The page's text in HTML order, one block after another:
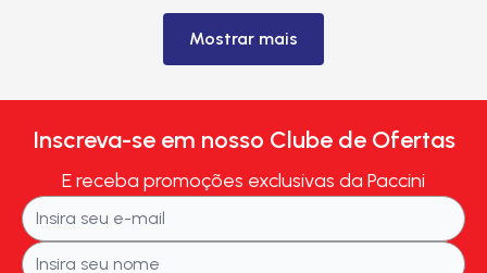
Mostrar mais
Inscreva-se em nosso Clube de Ofertas
E receba promoções exclusivas da Paccini